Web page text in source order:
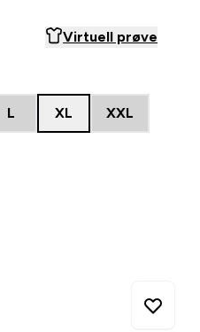
Virtuell prøve
L XL XXL